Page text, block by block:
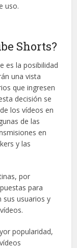
uso.
Shorts?
es la posibilidad
una vista
que ingresen
decisión se
los vídeos en
de las
en
y las
por
para
sus usuarios y
popularidad,